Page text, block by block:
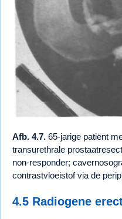
Afb. 4.7. 65-jarige patiënt
transurethrale
non-responder;
contrastvloeistof via de
4.5 Radiogene